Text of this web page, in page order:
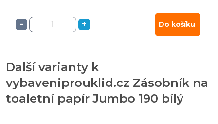
- + Do košíku
Další varianty k
vybaveniprouklid.cz Zásobník na
toaletní papír Jumbo 190 bílý